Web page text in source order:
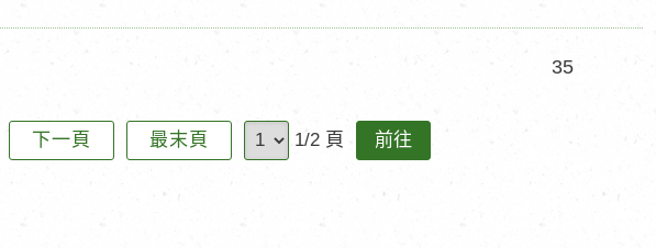
35
下一頁 最末頁 1/2 頁
往